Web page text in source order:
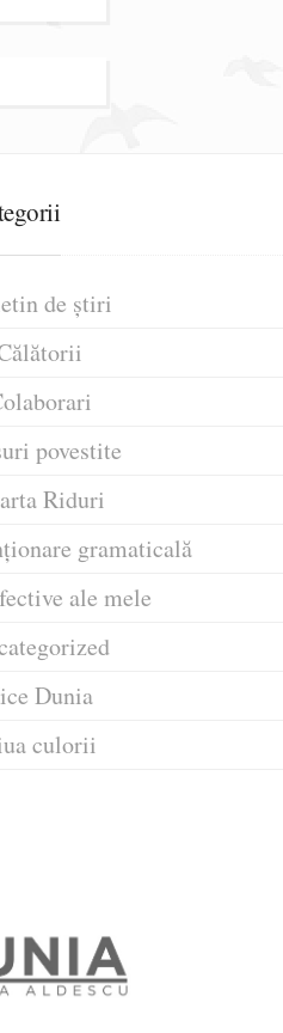
de știri
povestite
Riduri
gramaticală
ale mele
Dunia
culorii